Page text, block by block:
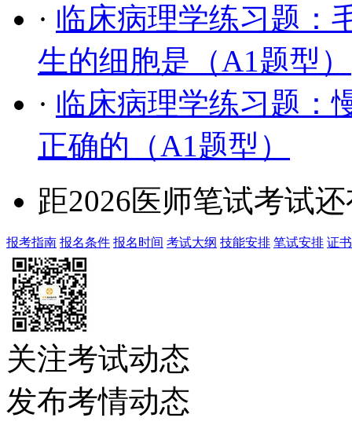
· 临床病理学练习题：
生的细胞是（A1题型）
· 临床病理学练习题：
正确的（A1题型）
距2026医师笔试考试
报考指南 报名条件 报名时间 考试大纲 技能安排 笔试安排 证
关注考试动态
发布考情动态